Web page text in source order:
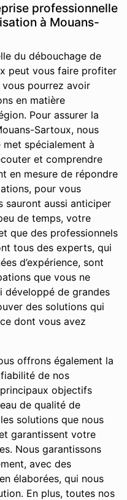
professionnelle
à Mouans-
du débouchage de
peut vous faire profiter
pourrez avoir
en matière
Pour assurer la
Sartoux, nous
met spécialement à
et comprendre
en mesure de répondre
pour vous
sauront aussi anticiper
de temps, votre
que des professionnels
tous des experts, qui
d’expérience, sont
que vous ne
développé de grandes
des solutions qui
dont vous avez
offrons également la
de nos
principaux objectifs
de qualité de
solutions que nous
garantissent votre
Nous garantissons
avec des
élaborées, qui nous
En plus, toutes nos